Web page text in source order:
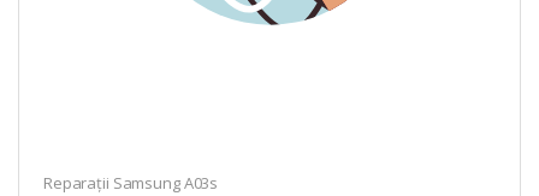
Reparații Samsung A03s